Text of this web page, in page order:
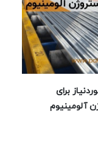
برای
آلومینیوم